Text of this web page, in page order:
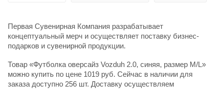
Первая Сувенирная Компания разрабатывает
концептуальный мерч и осуществляет поставку бизнес-
подарков и сувенирной продукции.
Товар «Футболка оверсайз Vozduh 2.0, синяя, размер M/L»
можно купить по цене 1019 руб. Сейчас в наличии для
заказа доступно 256 шт. Доставку осуществляем